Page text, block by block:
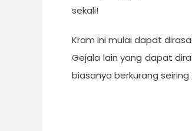
sekali!
Kram ini mulai dapat
Gejala lain yang dapat
biasanya berkurang